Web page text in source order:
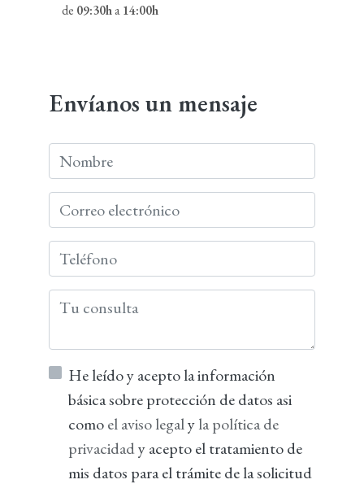
de 09:30ha14:00h
Envíanos un mensaje
He leído y acepto la información
básica sobre protección de datos asi
comoel aviso legalyla política de
privacidady acepto el tratamiento de
mis datos para el trámite de la solicitud